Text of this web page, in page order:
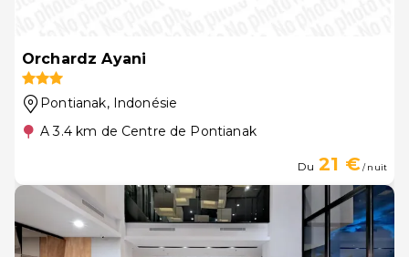
Orchardz Ayani
Pontianak, Indonésie
A 3.4 km de Centre de Pontianak
Du 21 €/ nuit